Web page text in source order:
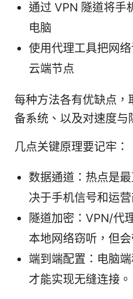
通过 VPN 隧道将手
电脑
使用代理工具把网
云端节点
每种方法各有优缺点，
备系统、以及对速度与
几点关键原理要记牢：
数据通道：热点是
决于手机信号和运
隧道加密：VPN/代
本地网络窃听，但
端到端配置：电脑
才能实现无缝连接。